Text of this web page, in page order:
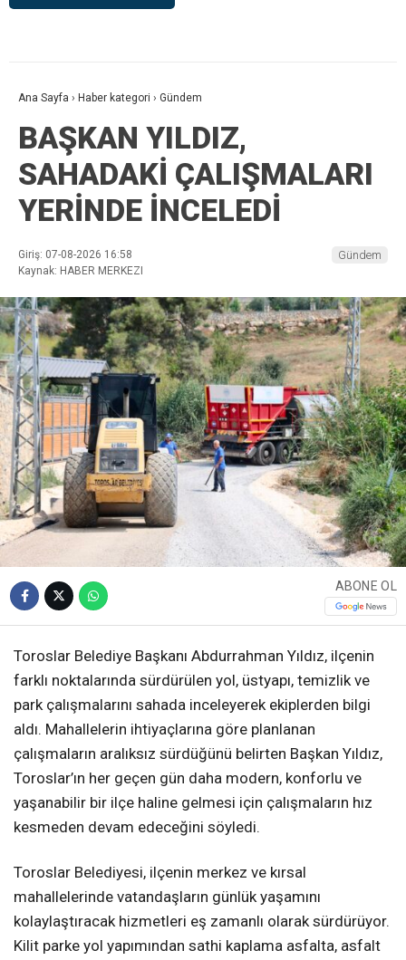
Ana Sayfa › Haber kategori › Gündem
BAŞKAN YILDIZ,
SAHADAKİ ÇALIŞMALARI
YERİNDE İNCELEDİ
Giriş: 07-08-2026 16:58
Kaynak: HABER MERKEZI
Gündem
ABONE OL
Toroslar Belediye Başkanı Abdurrahman Yıldız, ilçenin
farklı noktalarında sürdürülen yol, üstyapı, temizlik ve
park çalışmalarını sahada inceleyerek ekiplerden bilgi
aldı. Mahallelerin ihtiyaçlarına göre planlanan
çalışmaların aralıksız sürdüğünü belirten Başkan Yıldız,
Toroslar’ın her geçen gün daha modern, konforlu ve
yaşanabilir bir ilçe haline gelmesi için çalışmaların hız
kesmeden devam edeceğini söyledi.
Toroslar Belediyesi, ilçenin merkez ve kırsal
mahallelerinde vatandaşların günlük yaşamını
kolaylaştıracak hizmetleri eş zamanlı olarak sürdürüyor.
Kilit parke yol yapımından sathi kaplama asfalta, asfalt